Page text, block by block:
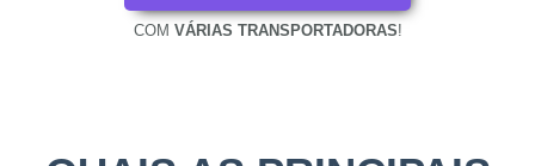
COM VÁRIAS TRANSPORTADORAS!